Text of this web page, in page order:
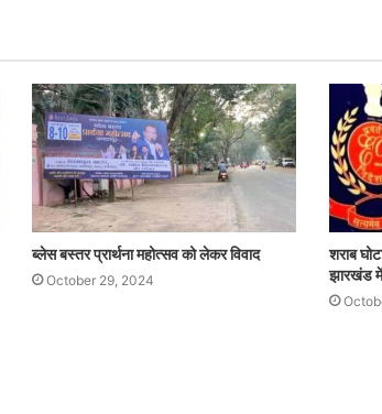
ब्लेस बस्तर प्रार्थना महोत्सव को लेकर विवाद
October 29, 2024
शराब
झारखंड में